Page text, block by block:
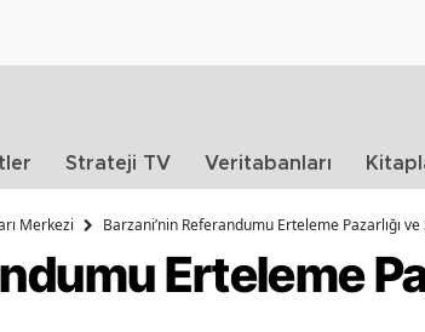
Strateji TV Veritabanları
Merkezi Barzani’nin Referandumu Erteleme Pazarlığı ve
Erteleme